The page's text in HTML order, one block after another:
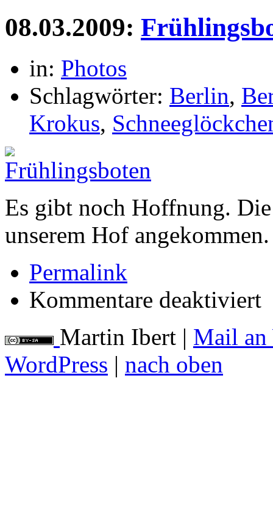
08.03.2009:
in: Photos
Schlagwörter: Berlin,
Krokus,
Es gibt noch Hoffnung.
unserem Hof angekommen.
Permalink
Kommentare deaktiviert
Martin Ibert | Mail an
WordPress | nach oben